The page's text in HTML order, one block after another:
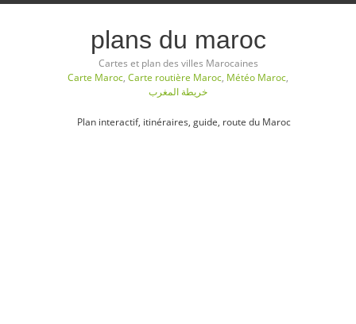
plans du maroc
Cartes et plan des villes Marocaines
Carte Maroc, Carte routière Maroc, Météo Maroc,
خريطة المغرب
Plan interactif, itinéraires, guide, route du Maroc